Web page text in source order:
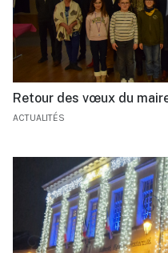
Retour des vœux du
ACTUALITÉS